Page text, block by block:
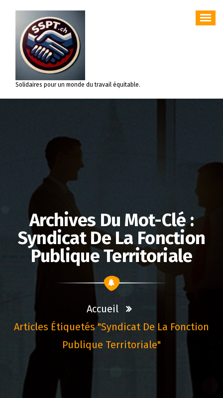
contenu
Solidaires pour un monde du travail équitable.
Archives Du Mot-Clé :
Syndicat De La Fonction
Publique Territoriale
Accueil
Articles Étiquetés "syndicat De La Fonction
Publique Territoriale"